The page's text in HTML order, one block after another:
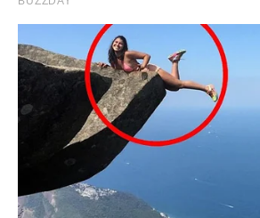
переїжджає, поки дітей немає.
Сказала, що продам квартиру, якщо
з’їдуть. Не в силі мені всіх годувати та
Хочу пожити трохи для себе.
Сестри образилися.